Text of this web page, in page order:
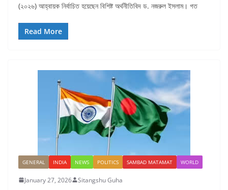
(২০২৬) আহ্বায়ক নির্বাচিত হয়েছেন বিশিষ্ট অর্থনীতিবিদ ড. নজরুল ইসলাম। গত
Read More
GENERAL INDIA NEWS POLITICS SAMBAD MATAMAT WORLD
January 27, 2026 Sitangshu Guha